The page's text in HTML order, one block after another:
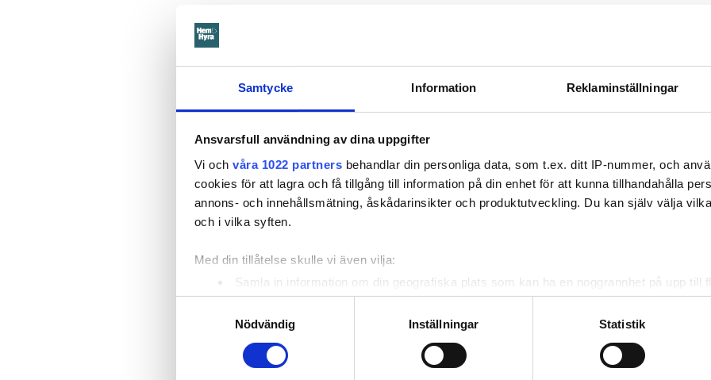
Samtycke Information Reklaminställningar
Ansvarsfull användning av dina uppgifter
Vi och våra 1022 partners behandlar din personliga data, som t.ex. ditt IP-nummer, och
cookies för att lagra och få tillgång till information på din enhet för att kunna tillhandahålla
annons- och innehållsmätning, åskådarinsikter och produktutveckling. Du kan själv välja
och i vilka syften.
Med din tillåtelse skulle vi även vilja:
Samla in information om din geografiska plats som kan ha en noggrannhet på upp till
Identifiera din enhet genom att aktivt skanna den för specifika kännetecken
Ta reda på mer om hur dina personliga uppgifter behandlas och ställ in dina preferenser i
eller dra tillbaka ditt samtycke när som helst från cookie-förklaringen.
Nödvändig
Inställningar Statistik